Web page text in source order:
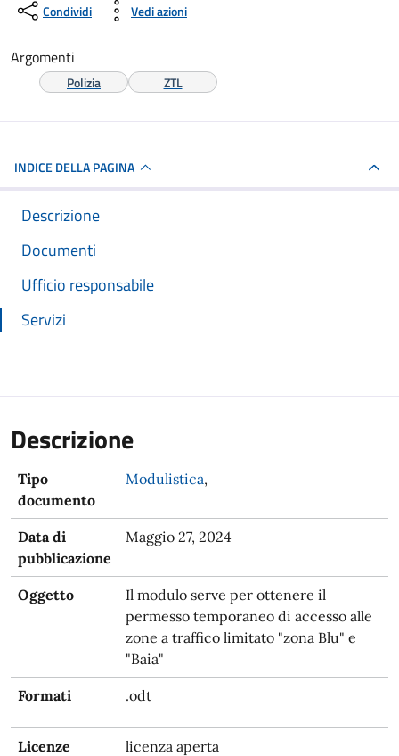
Condividi Vedi azioni
Argomenti
Polizia ZTL
INDICE DELLA PAGINA
Descrizione
Documenti
Ufficio responsabile
Servizi
Descrizione
Tipo
documento
Modulistica,
Data di
pubblicazione
Maggio 27, 2024
Oggetto
Il modulo serve per ottenere il
permesso temporaneo di accesso alle
zone a traffico limitato "zona Blu" e
"Baia"
Formati .odt
Licenze licenza aperta